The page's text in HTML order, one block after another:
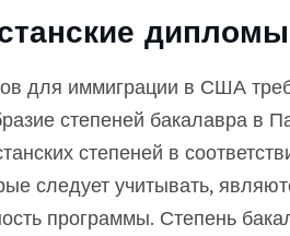
дипломы
для иммиграции в США
степеней бакалавра в
степеней в
следует учитывать,
программы. Степень